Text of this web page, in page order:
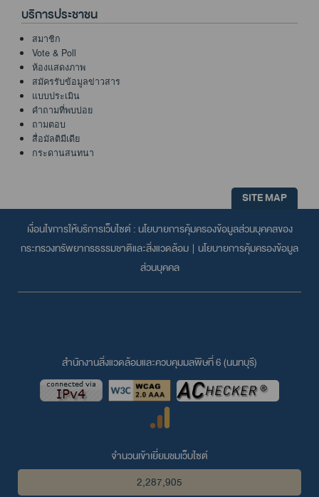
บริการประชาชน
สมาชิก
Vote & Poll
ห้องแสดงภาพ
สมัครรับข้อมูลข่าวสาร
แบบประเมิน
คำถามที่พบบ่อย
ถามตอบ
สื่อมัลติมีเดีย
กระดานสนทนา
SITE MAP
เงื่อนไขการให้บริการเว็บไซต์ : นโยบายการคุ้มครองข้อมูลส่วนบุคคลของ
กระทรวงทรัพยากรธรรมชาติและสิ่งแวดล้อม | นโยบายการคุ้มครองข้อมูล
ส่วนบุคคล
สำนักงานสิ่งแวดล้อมและควบคุมมลพิษที่ 6 (นนทบุรี)
จำนวนเข้าเยี่ยมชมเว็บไซต์
2,287,905